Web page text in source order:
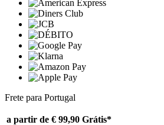
Frete para Portugal
a partir de € 99,90 Grátis*